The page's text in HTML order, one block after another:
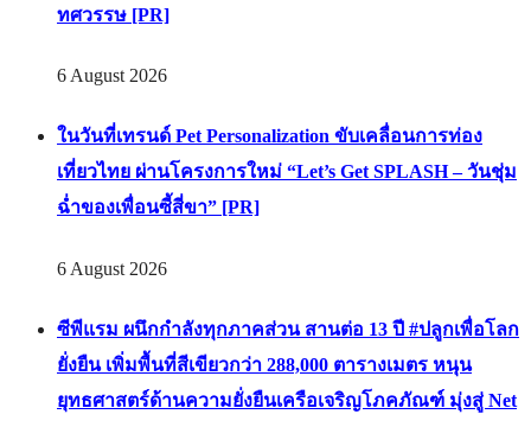
ทศวรรษ [PR]
6 August 2026
ในวันที่เทรนด์ Pet Personalization ขับเคลื่อนการท่อง
เที่ยวไทย ผ่านโครงการใหม่ “Let’s Get SPLASH – วันชุ่ม
ฉ่ำของเพื่อนซี้สี่ขา” [PR]
6 August 2026
ซีพีแรม ผนึกกำลังทุกภาคส่วน สานต่อ 13 ปี #ปลูกเพื่อโลก
ยั่งยืน เพิ่มพื้นที่สีเขียวกว่า 288,000 ตารางเมตร หนุน
ยุทธศาสตร์ด้านความยั่งยืนเครือเจริญโภคภัณฑ์ มุ่งสู่ Net